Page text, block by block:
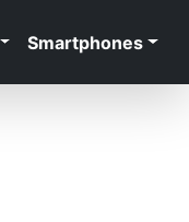
Smartphones